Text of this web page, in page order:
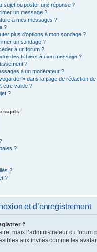
sujet ou poster une réponse ?
un message ?
à mes messages ?
?
plus d’options à mon sondage ?
un sondage ?
à un forum ?
des fichiers à mon message ?
?
à un modérateur ?
» dans la page de rédaction
être validé ?
?
sujets
?
?
?
et d’enregistrement
?
mais l’administrateur du
aux invités comme les